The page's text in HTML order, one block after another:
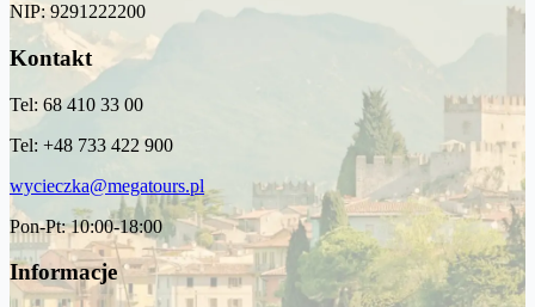
NIP: 9291222200
Kontakt
Tel: 68 410 33 00
Tel: +48 733 422 900
wycieczka@megatours.pl
Pon-Pt: 10:00-18:00
Informacje